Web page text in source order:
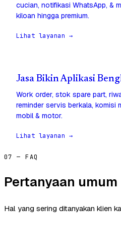
cucian, notifikasi WhatsApp, &
kiloan hingga premium.
Lihat layanan →
Jasa Bikin Aplikasi
Work order, stok spare part,
reminder servis berkala, komisi
mobil & motor.
Lihat layanan →
07 — FAQ
Pertanyaan umum
Hal yang sering ditanyakan klien